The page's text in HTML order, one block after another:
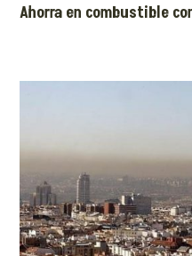
Ahorra en combustible